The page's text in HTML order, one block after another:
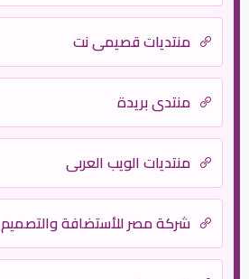
منتديات قصيمي نت
منتدى بريدة
منتديات الويب العربي
شركة مصر للأستضافة والتصميم